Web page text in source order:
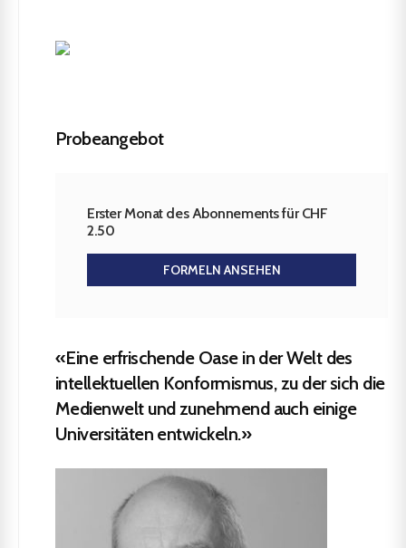
Probeangebot
Erster Monat des Abonnements für CHF
2.50
FORMELN ANSEHEN
«Eine erfrischende Oase in der Welt des
intellektuellen Konformismus, zu der sich die
Medienwelt und zunehmend auch einige
Universitäten entwickeln.»